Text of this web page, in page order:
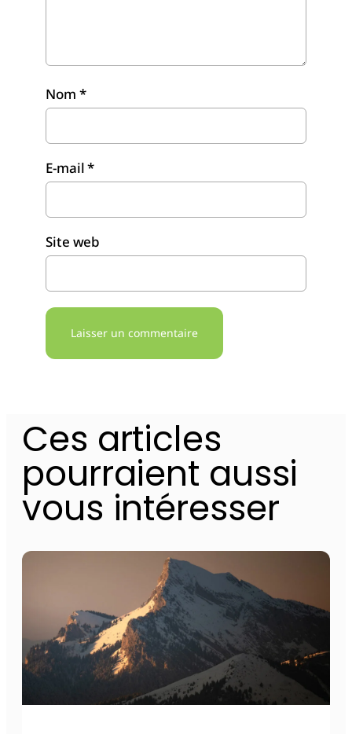
Nom *
E-mail*
Site web
Ces articles
pourraient aussi
vous intéresser